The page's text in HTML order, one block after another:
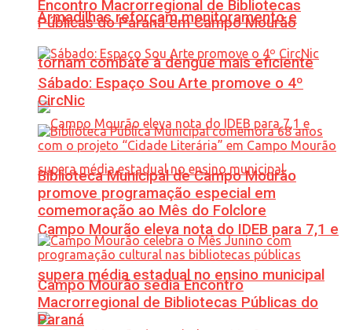
Armadilhas reforçam monitoramento e
tornam combate à dengue mais eficiente
Campo Mourão eleva nota do IDEB para 7,1 e
supera média estadual no ensino municipal
Encontro Macrorregional de Bibliotecas
Públicas do Paraná em Campo Mourão
Sábado: Espaço Sou Arte promove o 4º
CircNic
Biblioteca Municipal de Campo Mourão
promove programação especial em
comemoração ao Mês do Folclore
Campo Mourão sedia Encontro
Macrorregional de Bibliotecas Públicas do
Paraná